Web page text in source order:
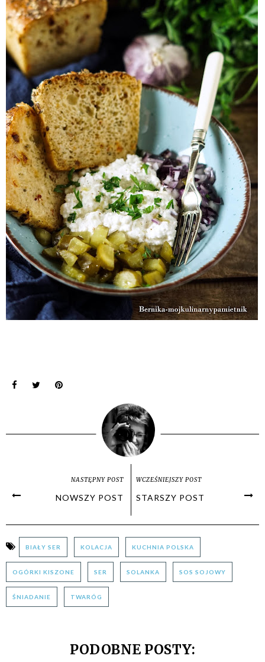
NASTĘPNY POST
NOWSZY POST
WCZEŚNIEJSZY POST
STARSZY POST
BIAŁY SER KOLACJA KUCHNIA POLSKA
OGÓRKI KISZONE SER SOLANKA SOS SOJOWY
ŚNIADANIE TWARÓG
PODOBNE POSTY: